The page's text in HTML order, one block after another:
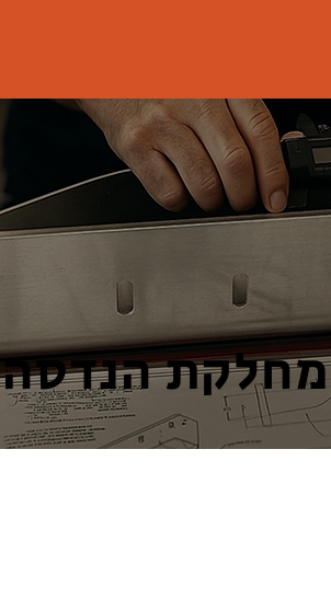
מחלקת הנדסה